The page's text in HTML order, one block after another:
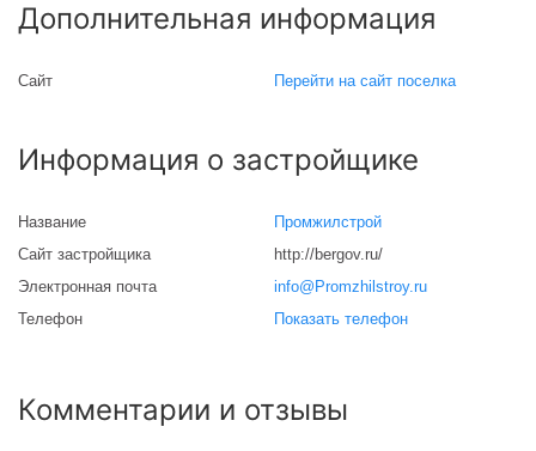
Дополнительная информация
Сайт Перейти на сайт поселка
Информация о застройщике
Название
Промжилстрой
Сайт застройщика
http://bergov.ru/
Электронная почта
info@Promzhilstroy.ru
Телефон
Показать телефон
Комментарии и отзывы